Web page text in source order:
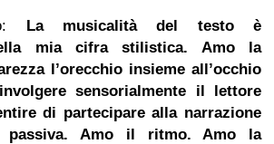
La musicalità del testo è
mia cifra stilistica. Amo la
l’orecchio insieme all’occhio
sensorialmente il lettore
di partecipare alla narrazione
passiva. Amo il ritmo. Amo la